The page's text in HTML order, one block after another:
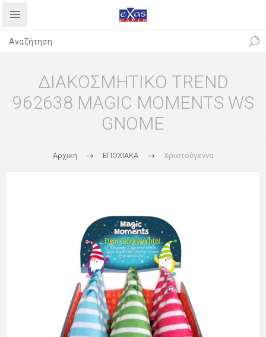
ΔΙΑΚΟΣΜΗΤΙΚΟ TREND
962638 MAGIC MOMENTS WS
GNOME
Αρχική ΕΠΟΧΙΑΚΑ Χριστούγεννα